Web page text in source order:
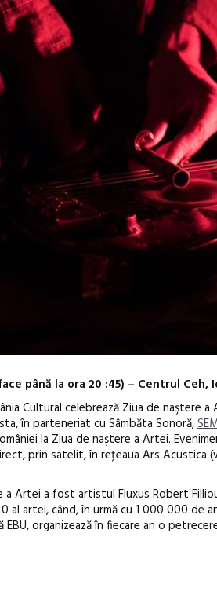
până la ora 20 :45) – Centrul Ceh,
Cultural celebrează Ziua de naştere
în parteneriat cu Sâmbăta Sonoră,
la Ziua de naştere a Artei.
prin satelit, în reţeaua Ars Acustica
Artei a fost artistul Fluxus Robert
al artei, când, în urmă cu 1 000 000
EBU, organizează în fiecare an o